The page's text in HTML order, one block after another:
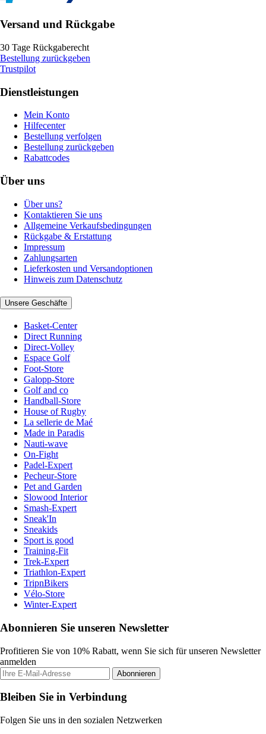
Versand und Rückgabe
30 Tage Rückgaberecht
Bestellung zurückgeben
Trustpilot
Dienstleistungen
Mein Konto
Hilfecenter
Bestellung verfolgen
Bestellung zurückgeben
Rabattcodes
Über uns
Über uns?
Kontaktieren Sie uns
Allgemeine Verkaufsbedingungen
Rückgabe & Erstattung
Impressum
Zahlungsarten
Lieferkosten und Versandoptionen
Hinweis zum Datenschutz
Unsere Geschäfte
Basket-Center
Direct Running
Direct-Volley
Espace Golf
Foot-Store
Galopp-Store
Golf and co
Handball-Store
House of Rugby
La sellerie de Maé
Made in Paradis
Nauti-wave
On-Fight
Padel-Expert
Pecheur-Store
Pet and Garden
Slowood Interior
Smash-Expert
Sneak'In
Sneakids
Sport is good
Training-Fit
Trek-Expert
Triathlon-Expert
TripnBikers
Vélo-Store
Winter-Expert
Abonnieren Sie unseren Newsletter
Profitieren Sie von 10% Rabatt, wenn Sie sich für unseren Newsletter
anmelden
Abonnieren
Bleiben Sie in Verbindung
Folgen Sie uns in den sozialen Netzwerken